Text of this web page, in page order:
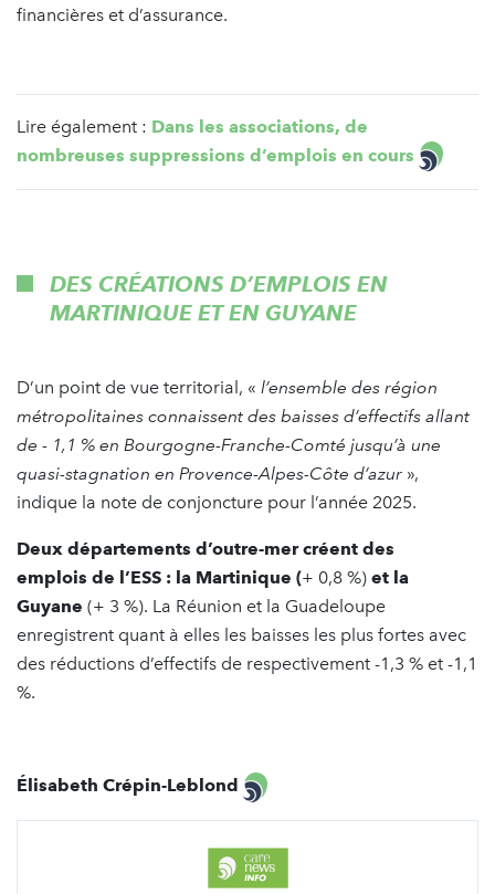
financières et d’assurance.
Lire également : Dans les associations, de
nombreuses suppressions d’emplois en cours
DES CRÉATIONS D’EMPLOIS EN
MARTINIQUE ET EN GUYANE
D’un point de vue territorial, « l’ensemble des région
métropolitaines connaissent des baisses d’effectifs allant
de - 1,1 % en Bourgogne-Franche-Comté jusqu’à une
quasi-stagnation en Provence-Alpes-Côte d’azur »,
indique la note de conjoncture pour l’année 2025.
Deux départements d’outre-mer créent des
emplois de l’ESS : la Martinique (+ 0,8 %) et la
Guyane (+ 3 %). La Réunion et la Guadeloupe
enregistrent quant à elles les baisses les plus fortes avec
des réductions d’effectifs de respectivement -1,3 % et -1,1
%.
Élisabeth Crépin-Leblond